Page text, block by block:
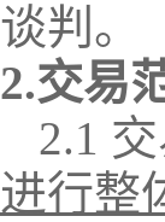
谈判 。
2.交易
2.1
进行整